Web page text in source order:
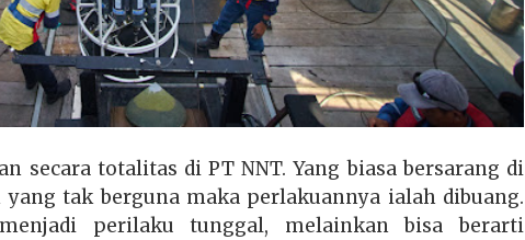
secara totalitas di PT NNT. Yang biasa bersarang di
tak berguna maka perlakuannya ialah dibuang.
perilaku tunggal, melainkan bisa berarti